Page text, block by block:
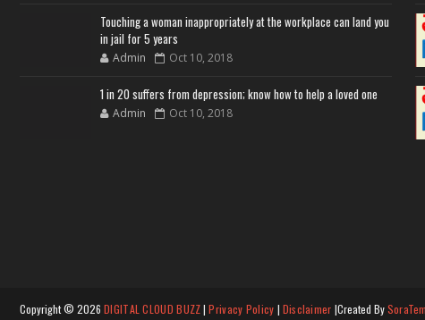
Touching a woman inappropriately at the workplace can land you
in jail for 5 years
Admin Oct 10, 2018
1 in 20 suffers from depression; know how to help a loved one
Admin Oct 10, 2018
Copyright © 2026 DIGITAL CLOUD BUZZ|Privacy Policy | Disclaimer |Created By